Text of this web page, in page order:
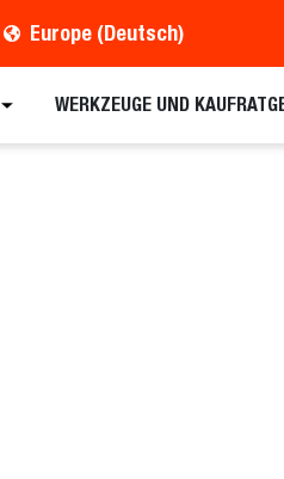
Europe (Deutsch)
WERKZEUGE UND